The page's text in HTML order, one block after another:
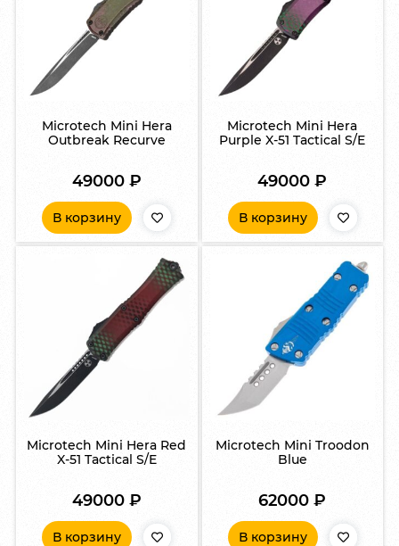
Microtech Mini Hera
Outbreak Recurve
49000 ₽
В корзину
Microtech Mini Hera
Purple X-51 Tactical S/E
49000₽
В корзину
Microtech Mini Hera Red
X-51 Tactical S/E
49000 ₽
В корзину
Microtech Mini Troodon
Blue
62000₽
В корзину